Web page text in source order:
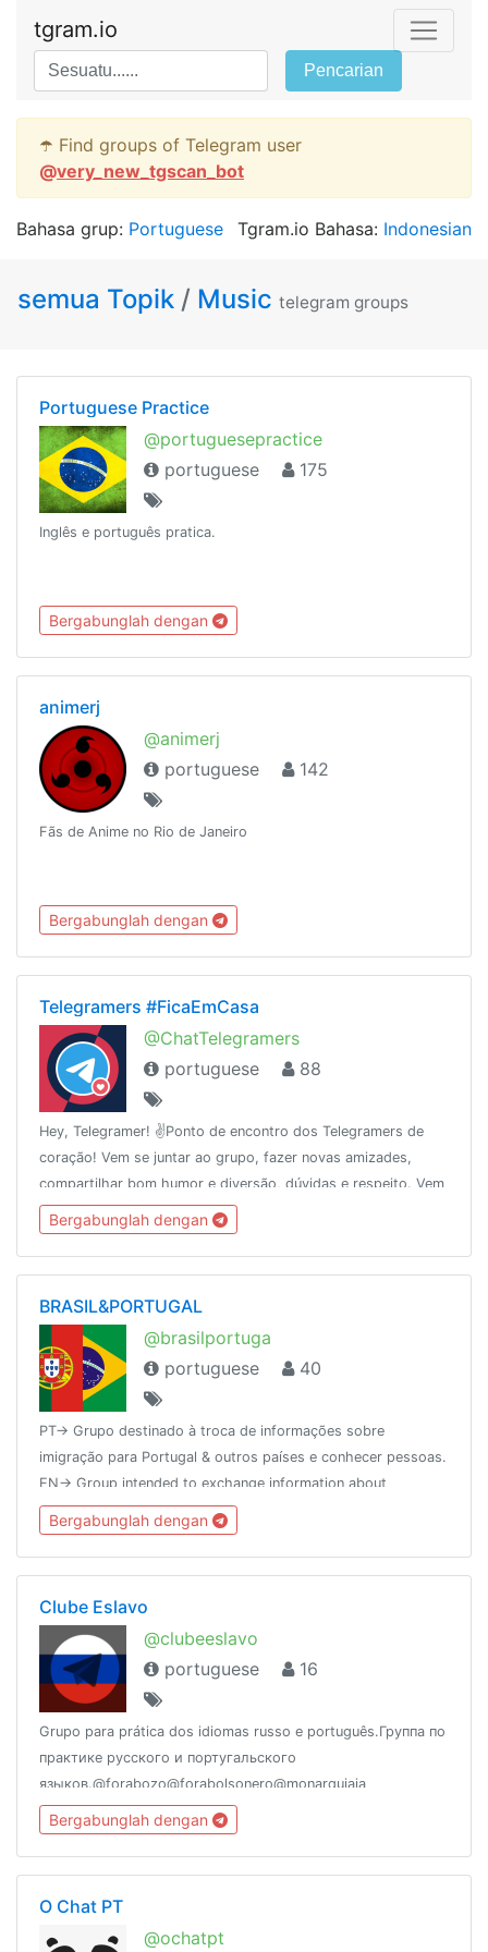
tgram.io
Pencarian
☂️ Find groups of Telegram user
@very_new_tgscan_bot
Bahasa grup: Portuguese Tgram.io Bahasa: Indonesian
semua Topik / Music telegram groups
Portuguese Practice
@portuguesepractice
portuguese
175
Inglês e português pratica.
Bergabunglah dengan
animerj
@animerj
portuguese
142
Fãs de Anime no Rio de Janeiro
Bergabunglah dengan
Telegramers #FicaEmCasa
@ChatTelegramers
portuguese
88
Hey, Telegramer! ✌️Ponto de encontro dos Telegramers de
coração! Vem se juntar ao grupo, fazer novas amizades,
compartilhar bom humor e diversão, dúvidas e respeito. Vem
para #oladoazuldaforça 💙✈️
Bergabunglah dengan
BRASIL&PORTUGAL
@brasilportuga
portuguese
40
PT-> Grupo destinado à troca de informações sobre
imigração para Portugal & outros países e conhecer pessoas.
EN-> Group intended to exchange information about
immigration to Portugal & other countries and meet people.
Bergabunglah dengan
Clube Eslavo
@clubeeslavo
portuguese
16
Grupo para prática dos idiomas russo e português.Группа по
практике русского и португальского
языков.@forabozo@forabolsonero@monarquiaja
Bergabunglah dengan
O Chat PT
@ochatpt